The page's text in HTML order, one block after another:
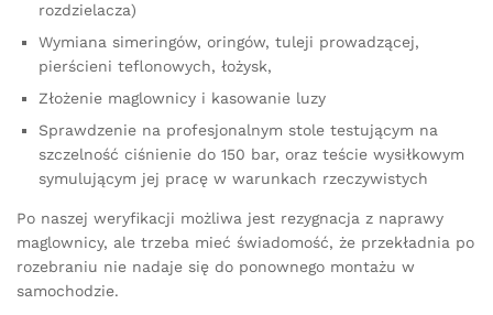
rozdzielacza)
Wymiana simeringów, oringów, tuleji prowadzącej,
pierścieni teflonowych, łożysk,
Złożenie maglownicy i kasowanie luzy
Sprawdzenie na profesjonalnym stole testującym na
szczelność ciśnienie do 150 bar, oraz teście wysiłkowym
symulującym jej pracę w warunkach rzeczywistych
Po naszej weryfikacji możliwa jest rezygnacja z naprawy
maglownicy, ale trzeba mieć świadomość, że przekładnia po
rozebraniu nie nadaje się do ponownego montażu w
samochodzie.